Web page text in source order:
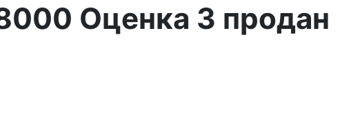
Оценка 3 продан